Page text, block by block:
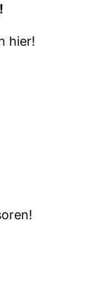
hier!